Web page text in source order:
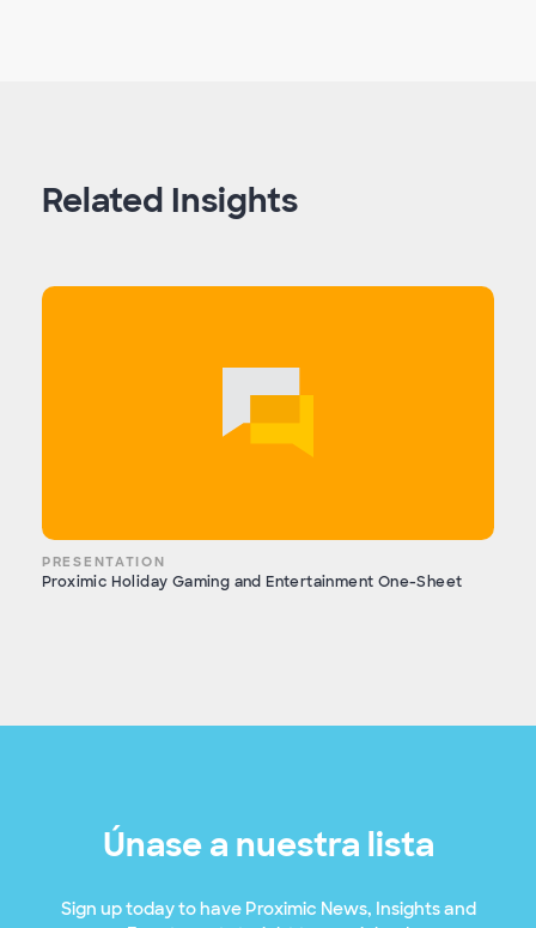
Related Insights
PRESENTATION
Proximic Holiday Gaming and Entertainment One-Sheet
Únase a nuestra lista
Sign up today to have Proximic News, Insights and